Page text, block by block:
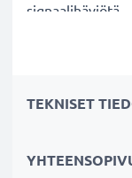
signaalihäviötä
–
Täysin
Cinch-liittimellä
TEKNISET